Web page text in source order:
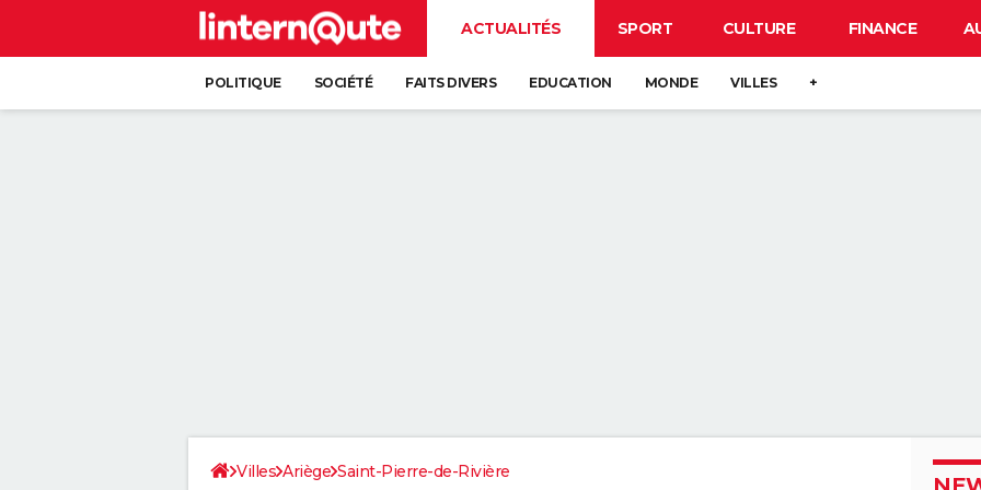
ACTUALITÉS SPORT CULTURE FINANCE
POLITIQUE SOCIÉTÉ FAITS DIVERS EDUCATION MONDE VILLES +
Villes Ariège Saint-Pierre-de-Rivière